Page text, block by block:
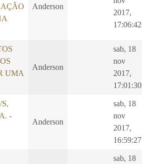
Anderson
2017,
17:06:42
UMA
Anderson
sab, 18
nov
2017,
17:01:30
S,
-
Anderson
sab, 18
nov
2017,
16:59:27
sab, 18